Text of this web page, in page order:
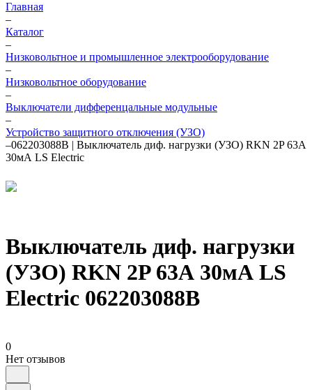
Главная
–
Каталог
–
Низковольтное и промышленное электрооборудование
–
Низковольтное оборудование
–
Выключатели дифференцальные модульные
–
Устройство защитного отключения (УЗО)
–062203088B | Выключатель диф. нагрузки (УЗО) RKN 2P 63А
30мА LS Electric
Выключатель диф. нагрузки
(УЗО) RKN 2P 63А 30мА LS
Electric 062203088B
0
Нет отзывов